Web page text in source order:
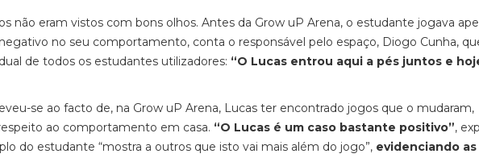
não eram vistos com bons olhos. Antes da Grow uP Arena, o estudante jogava
no seu comportamento, conta o responsável pelo espaço, Diogo Cunha,
de todos os estudantes utilizadores: “O Lucas entrou aqui a pés juntos e
se ao facto de, na Grow uP Arena, Lucas ter encontrado jogos que o mudaram,
ao comportamento em casa. “O Lucas é um caso bastante positivo”,
do estudante “mostra a outros que isto vai mais além do jogo”, evidenciando as